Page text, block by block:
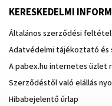
KERESKEDELMI
Általános szerződési
Adatvédelmi tájékoztató és
A pabex.hu internetes üzlet
Szerződéstől való elállás
Hibabejelentő űrlap